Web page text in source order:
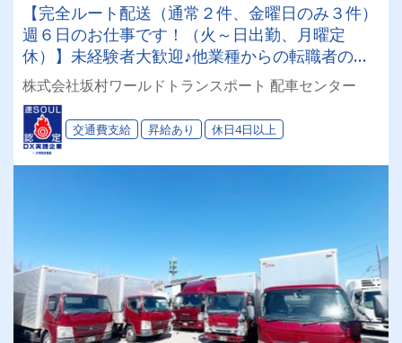
【完全ルート配送（通常２件、金曜日のみ３件）
週６日のお仕事です！（火～日出勤、月曜定
休）】未経験者大歓迎♪他業種からの転職者の方
も多数★中高年の方も活躍中！２ｔ車で雑貨を配
送するお仕事です！【お休みもご相談下さい！】
こちらは募集枠１名です！詳細はお仕事内容へ♪
株式会社坂村ワールドトランスポート 配車センター
交通費支給 昇給あり 休日4日以上